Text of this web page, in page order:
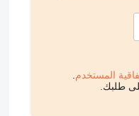
المستخدم
طلبك.